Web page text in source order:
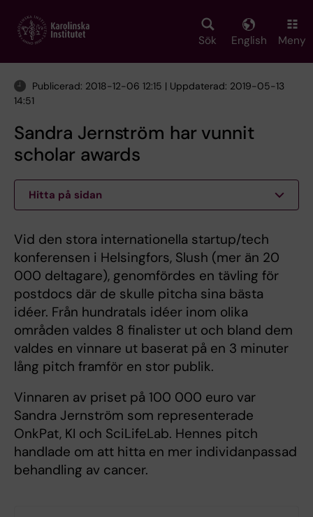
main
Sök English Meny
Publicerad: 2018-12-06 12:15 | Uppdaterad: 2019-05-13
14:51
Sandra Jernström har vunnit
scholar awards
Hitta på sidan
Vid den stora internationella startup/tech
konferensen i Helsingfors, Slush (mer än 20
000 deltagare), genomfördes en tävling för
postdocs där de skulle pitcha sina bästa
idéer. Från hundratals idéer inom olika
områden valdes 8 finalister ut och bland dem
valdes en vinnare ut baserat på en 3 minuter
lång pitch framför en stor publik.
Vinnaren av priset på 100 000 euro var
Sandra Jernström som representerade
OnkPat, KI och SciLifeLab. Hennes pitch
handlade om att hitta en mer individanpassad
behandling av cancer.